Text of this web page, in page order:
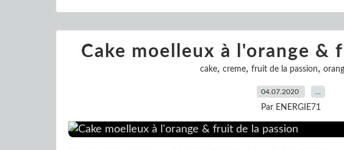
Cake moelleux à l'orange &
cake, creme, fruit de la passion,
04.07.2020
Par ENERGIE71